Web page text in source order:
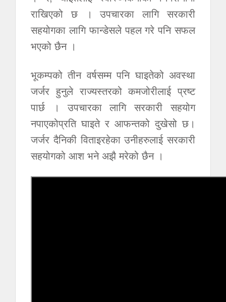
राखिएको छ । उपचारका लागि सरकारी
सहयोगका लागि फान्डेसले पहल गरे पनि सफल
भएको छैन ।
भूकम्पको तीन वर्षसम्म पनि घाइतेको अवस्था
जर्जर हुनुले राज्यस्तरको कमजोरीलाई प्रष्ट
पार्छ । उपचारका लागि सरकारी सहयोग
नपाएकोप्रति घाइते र आफन्तको दुखेसो छ।
जर्जर दैनिकी विताइरहेका उनीहरुलाई सरकारी
सहयोगको आश भने अझै मरेको छैन ।